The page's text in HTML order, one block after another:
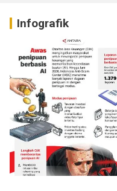
Infografik